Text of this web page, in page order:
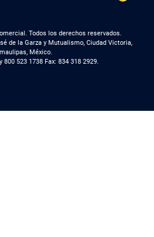
Todos los derechos reservados.
de la Garza y Mutualismo, Ciudad Victoria,
México.
800 523 1738 Fax: 834 318 2929.